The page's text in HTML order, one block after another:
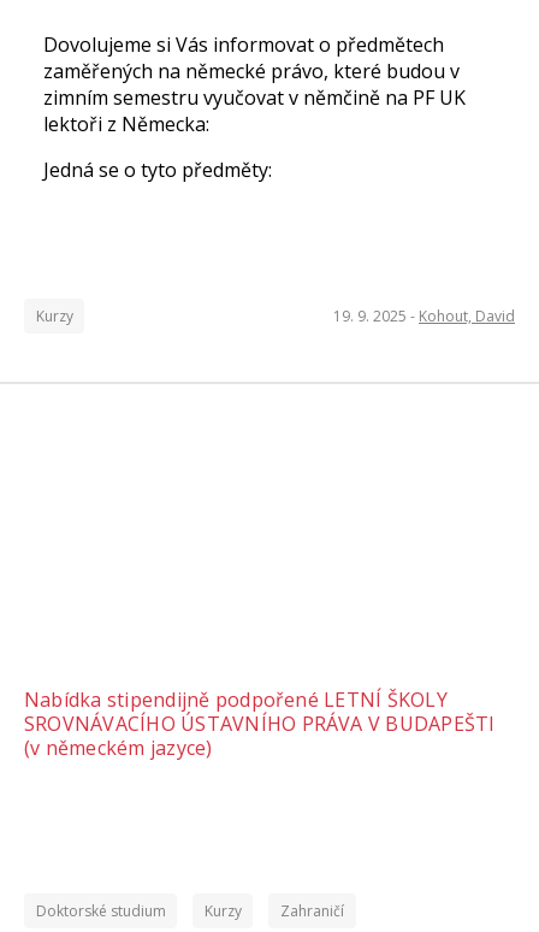
Dovolujeme si Vás informovat o předmětech
zaměřených na německé právo, které budou v
zimním semestru vyučovat v němčině na PF UK
lektoři z Německa:
Jedná se o tyto předměty:
Kurzy 19. 9. 2025 - Kohout, David
Nabídka stipendijně podpořené LETNÍ ŠKOLY
SROVNÁVACÍHO ÚSTAVNÍHO PRÁVA V BUDAPEŠTI
(v německém jazyce)
Doktorské studium Kurzy Zahraničí